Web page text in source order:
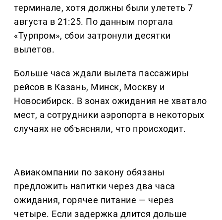
терминале, хотя должны были улететь 7
августа в 21:25. По данным портала
«Турпром», сбои затронули десятки
вылетов.
Больше часа ждали вылета пассажиры
рейсов в Казань, Минск, Москву и
Новосибирск. В зонах ожидания не хватало
мест, а сотрудники аэропорта в некоторых
случаях не объясняли, что происходит.
Авиакомпании по закону обязаны
предложить напитки через два часа
ожидания, горячее питание — через
четыре. Если задержка длится дольше